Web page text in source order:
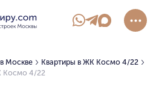
Москве
Квартиры в ЖК Космо 4/22
Космо 4/22